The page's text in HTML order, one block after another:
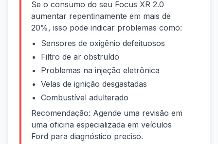
Se o consumo do seu Focus XR 2.0
aumentar repentinamente em mais de
20%, isso pode indicar problemas como:
Sensores de oxigênio defeituosos
Filtro de ar obstruído
Problemas na injeção eletrônica
Velas de ignição desgastadas
Combustível adulterado
Recomendação: Agende uma revisão em
uma oficina especializada em veículos
Ford para diagnóstico preciso.